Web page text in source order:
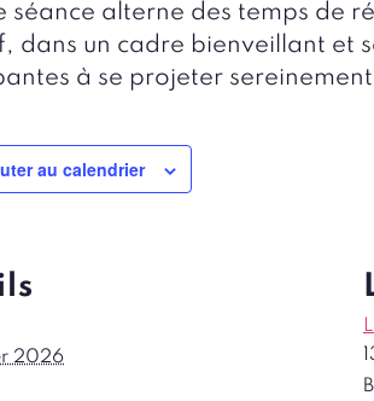
séance alterne des temps de
dans un cadre bienveillant et
à se projeter
au calendrier
2026